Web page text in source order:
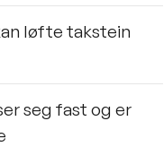
løfte takstein
seg fast og er